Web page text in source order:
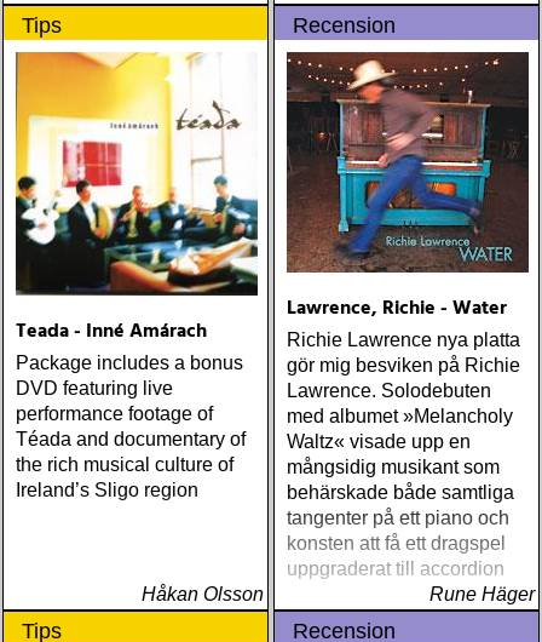
Tips
Teada - Inné Amárach
Package includes a bonus
DVD featuring live
performance footage of
Téada and documentary of
the rich musical culture of
Ireland’s Sligo region
Håkan Olsson
Recension
Lawrence, Richie - Water
Richie Lawrence nya platta
gör mig besviken på Richie
Lawrence. Solodebuten
med albumet »Melancholy
Waltz« visade upp en
mångsidig musikant som
behärskade både samtliga
tangenter på ett piano och
konsten att få ett dragspel
uppgraderat till accordion
Rune Häger
Tips Recension